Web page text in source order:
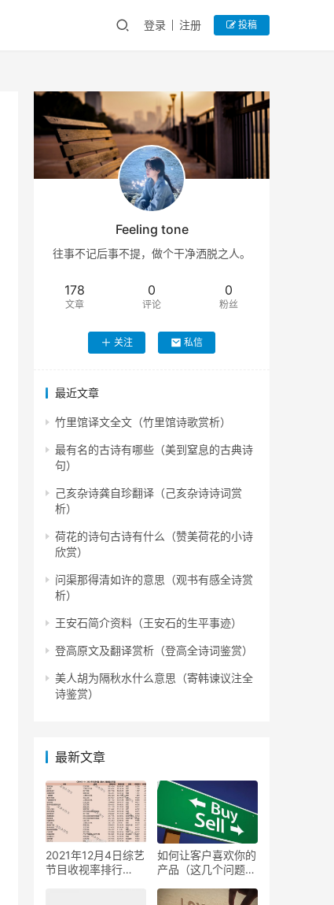
登录 注册 投稿
Feeling tone
往事不记后事不提，做个干净洒脱之人。
178
文章
0
评论
0
粉丝
关注 私信
最近文章
竹里馆译文全文（竹里馆诗歌赏析）
最有名的古诗有哪些（美到窒息的古典诗
句）
己亥杂诗龚自珍翻译（己亥杂诗诗词赏
析）
荷花的诗句古诗有什么（赞美荷花的小诗
欣赏）
问渠那得清如许的意思（观书有感全诗赏
析）
王安石简介资料（王安石的生平事迹）
登高原文及翻译赏析（登高全诗词鉴赏）
美人胡为隔秋水什么意思（寄韩谏议注全
诗鉴赏）
最新文章
2021年12月4日综艺
节目收视率排行
如何让客户喜欢你的
产品（这几个问题值